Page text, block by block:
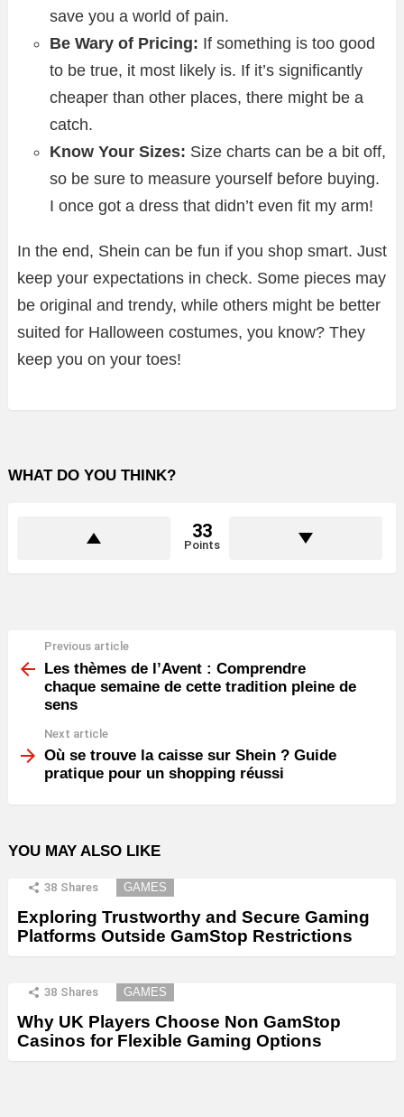
save you a world of pain.
Be Wary of Pricing: If something is too good
to be true, it most likely is. If it’s significantly
cheaper than other places, there might be a
catch.
Know Your Sizes: Size charts can be a bit off,
so be sure to measure yourself before buying.
I once got a dress that didn’t even fit my arm!
In the end, Shein can be fun if you shop smart. Just
keep your expectations in check. Some pieces may
be original and trendy, while others might be better
suited for Halloween costumes, you know? They
keep you on your toes!
WHAT DO YOU THINK?
33
Points
more
Previous article
Les thèmes de l’Avent : Comprendre
chaque semaine de cette tradition pleine de
sens
Next article
Où se trouve la caisse sur Shein ? Guide
pratique pour un shopping réussi
YOU MAY ALSO LIKE
38 Shares GAMES
Exploring Trustworthy and Secure Gaming
Platforms Outside GamStop Restrictions
38 Shares GAMES
Why UK Players Choose Non GamStop
Casinos for Flexible Gaming Options